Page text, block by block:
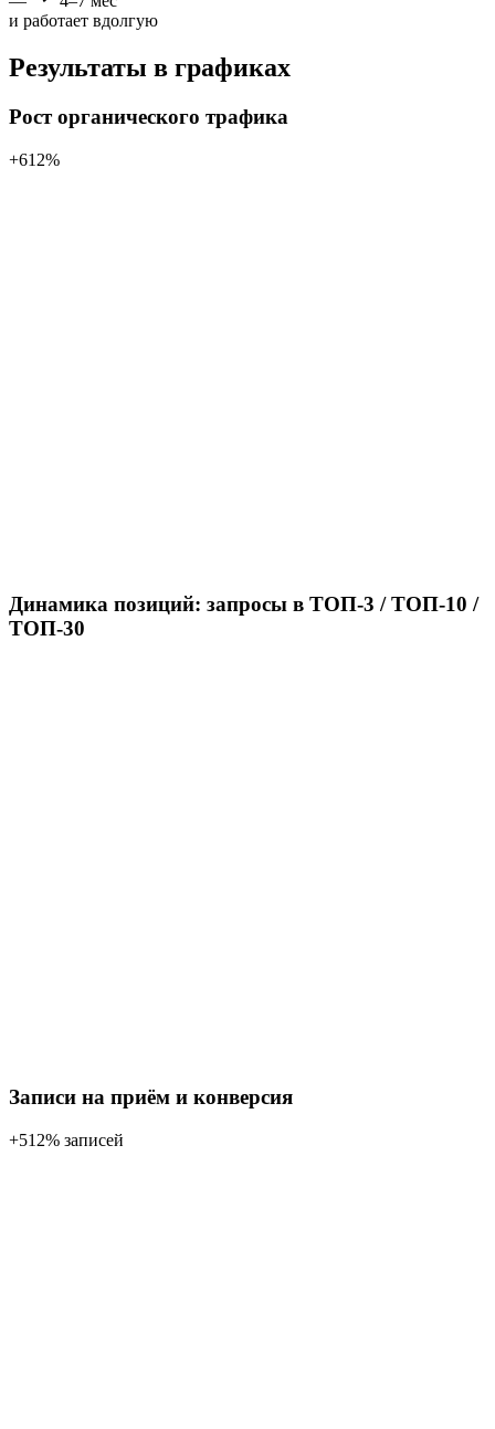
и работает вдолгую
Результаты в графиках
Рост органического трафика
+612%
Динамика позиций: запросы в ТОП-3 / ТОП-10 /
ТОП-30
Записи на приём и конверсия
+512% записей